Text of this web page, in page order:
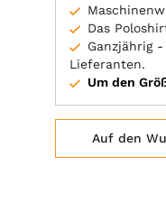
Das
Ganzjährig
Lieferanten.
Um den
Auf den